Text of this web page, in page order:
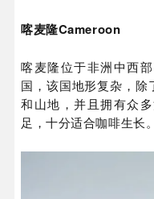
喀麦隆Cameroon
喀麦隆位于非洲中西
国，该国地形复杂，除
和山地，并且拥有众
足，十分适合咖啡生长。